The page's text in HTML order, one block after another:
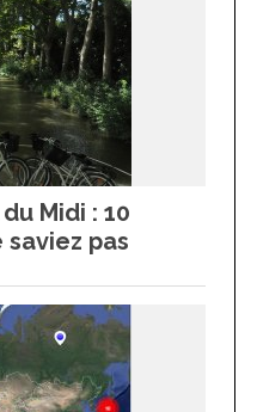
Midi : 10
saviez pas